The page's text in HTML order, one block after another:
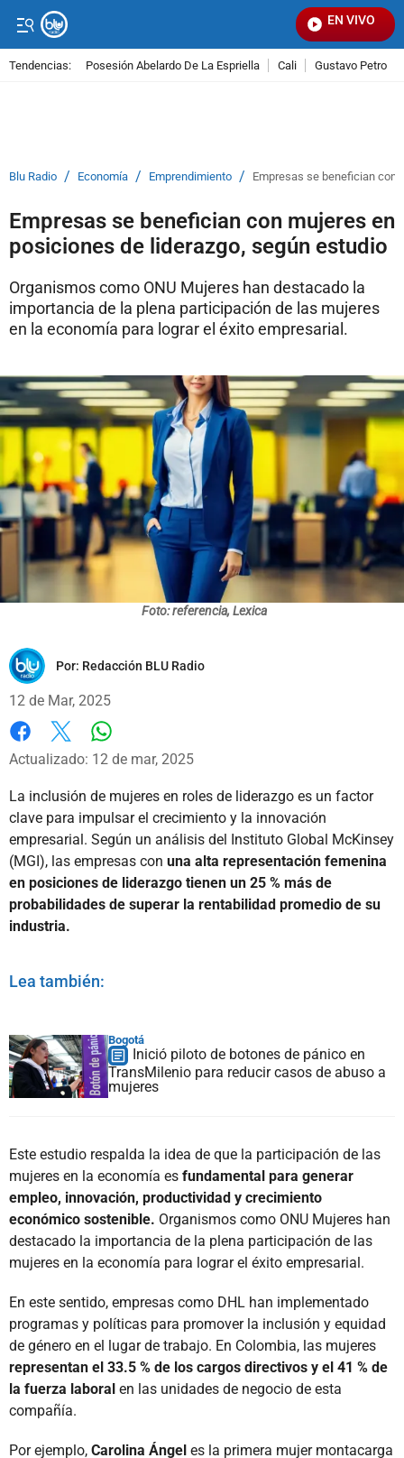
EN VIVO
Tendencias: Posesión Abelardo De La Espriella Cali Gustavo Petro
Blu Radio / Economía / Emprendimiento / Empresas se benefician con
Empresas se benefician con mujeres en
posiciones de liderazgo, según estudio
Organismos como ONU Mujeres han destacado la
importancia de la plena participación de las mujeres
en la economía para lograr el éxito empresarial.
Foto: referencia, Lexica
Por: Redacción BLU Radio
12 de Mar, 2025
Facebook
X
Actualizado: 12 de mar, 2025
La inclusión de mujeres en roles de liderazgo es un factor
clave para impulsar el crecimiento y la innovación
empresarial. Según un análisis del Instituto Global McKinsey
(MGI), las empresas con una alta representación femenina
en posiciones de liderazgo tienen un 25 % más de
probabilidades de superar la rentabilidad promedio de su
industria.
Lea también:
Bogotá
Inició piloto de botones de pánico en
TransMilenio para reducir casos de abuso a
mujeres
Este estudio respalda la idea de que la participación de las
mujeres en la economía es fundamental para generar
empleo, innovación, productividad y crecimiento
económico sostenible. Organismos como ONU Mujeres han
destacado la importancia de la plena participación de las
mujeres en la economía para lograr el éxito empresarial.
En este sentido, empresas como DHL han implementado
programas y políticas para promover la inclusión y equidad
de género en el lugar de trabajo. En Colombia, las mujeres
representan el 33.5 % de los cargos directivos y el 41 % de
la fuerza laboral en las unidades de negocio de esta
compañía.
Por ejemplo, Carolina Ángel es la primera mujer montacarga